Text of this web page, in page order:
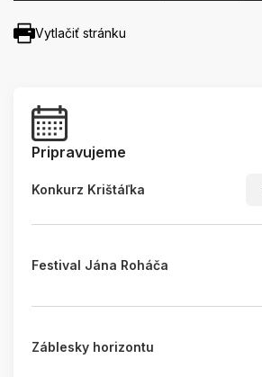
Vytlačiť stránku
Pripravujeme
Konkurz Krištáľka
Festival Jána Roháča
Záblesky horizontu